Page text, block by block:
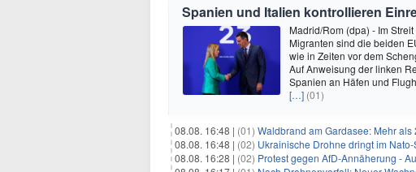
Spanien und Italien kontrollieren
Madrid/Rom (dpa) - Im
Migranten sind die beiden
wie in Zeiten vor dem
Auf Anweisung der linken
Spanien an Häfen und
[…] (01)
08.08. 16:48 | (01) Waldbrand am Gardasee: Mehr
08.08. 16:48 | (02) Ukrainische Drohne dringt im
08.08. 16:28 | (02) Protest gegen AfD-Annäherung -